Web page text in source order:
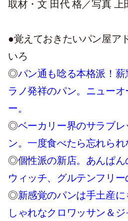
取材・文 田代 格／写真 上
●覚えておきたいパン屋ア
いろ
◎パン通も唸る本格派！薪
ラノ発祥のパン。ニューオ
ー。
◎ベーカリー界のサラブ
ン。一度食べたら忘れられ
◎個性派の新店。あんぱ
ウィッチ、グルテンフリー
◎新感覚のパンは手土産
しゃれなクロワッサン＆ジ